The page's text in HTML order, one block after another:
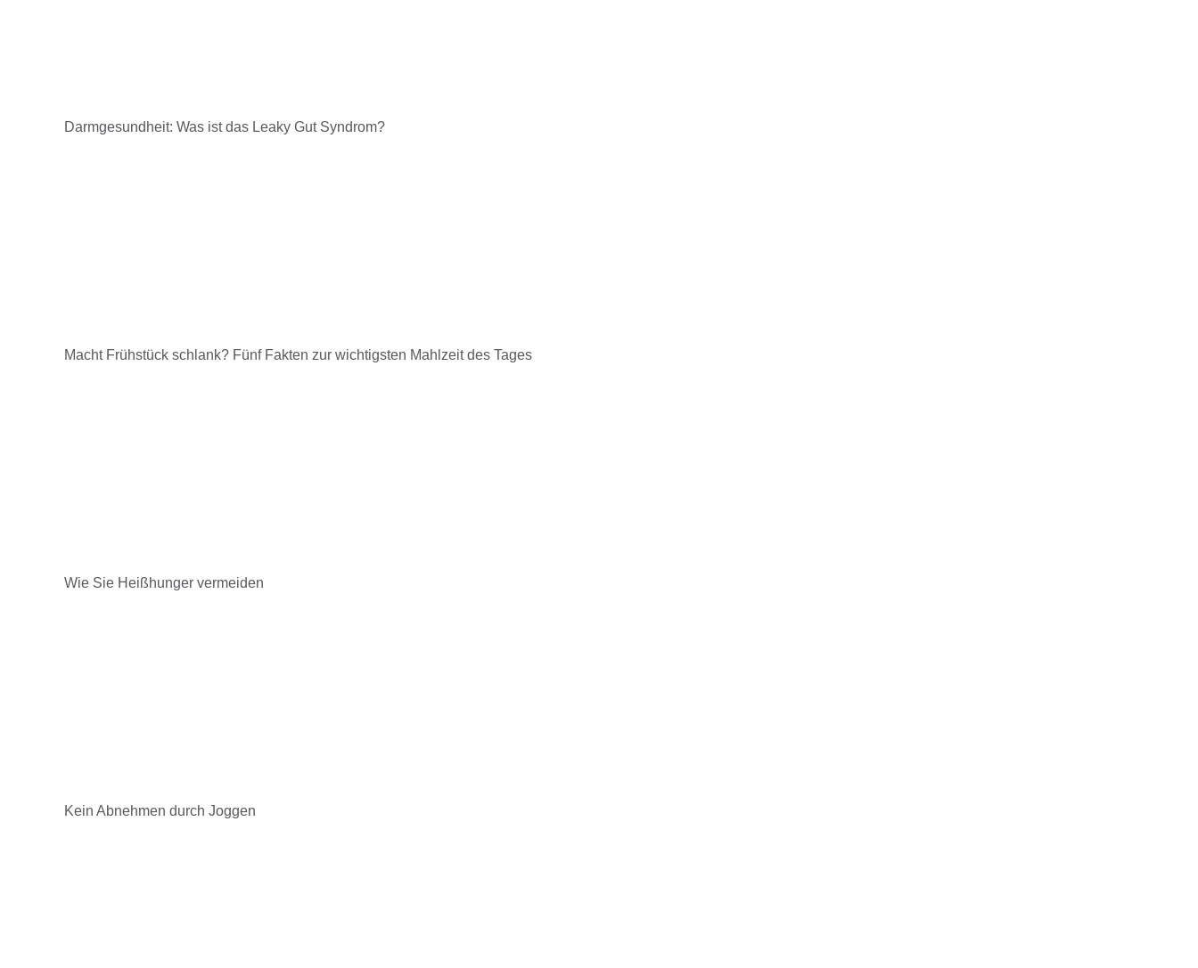
Darmgesundheit: Was ist das Leaky Gut Syndrom?
Macht Frühstück schlank? Fünf Fakten zur wichtigsten Mahlzeit des Tages
Wie Sie Heißhunger vermeiden
Kein Abnehmen durch Joggen